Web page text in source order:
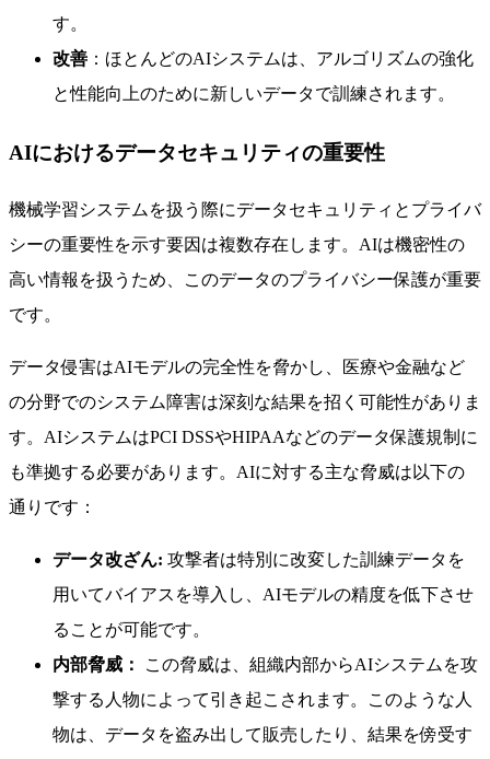
す。
改善 ：ほとんどのAIシステムは、アルゴリズムの強化
と性能向上のために新しいデータで訓練されます。
AIにおけるデータセキュリティの重要性
機械学習システムを扱う際にデータセキュリティとプライバ
シーの重要性を示す要因は複数存在します。AIは機密性の
高い情報を扱うため、このデータのプライバシー保護が重要
です。
データ侵害はAIモデルの完全性を脅かし、医療や金融など
の分野でのシステム障害は深刻な結果を招く可能性がありま
す。AIシステムはPCI DSSやHIPAAなどのデータ保護規制に
も準拠する必要があります。AIに対する主な脅威は以下の
通りです：
データ改ざん: 攻撃者は特別に改変した訓練データを
用いてバイアスを導入し、AIモデルの精度を低下させ
ることが可能です。
内部脅威：
この脅威は、組織内部からAIシステムを攻
撃する人物によって引き起こされます。このような人
物は、データを盗み出して販売したり、結果を傍受す